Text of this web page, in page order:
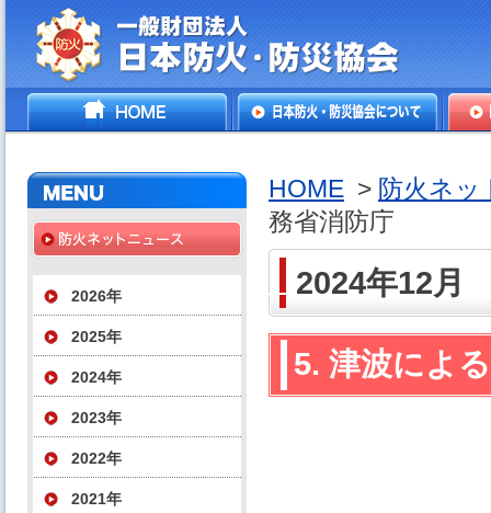
一般財団法人日本防火・防
HOME
2026年
2025年
2024年
2023年
2022年
2021年
HOME > 防火ネッ
務省消防庁
2024年12月
5. 津波によ